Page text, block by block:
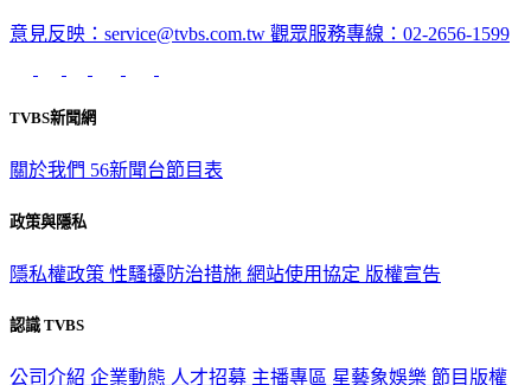
意見反映：service@tvbs.com.tw 觀眾服務專線：02-2656-1599
TVBS新聞網
關於我們 56新聞台節目表
政策與隱私
隱私權政策 性騷擾防治措施 網站使用協定 版權宣告
認識 TVBS
公司介紹 企業動態 人才招募 主播專區 星藝象娛樂 節目版權